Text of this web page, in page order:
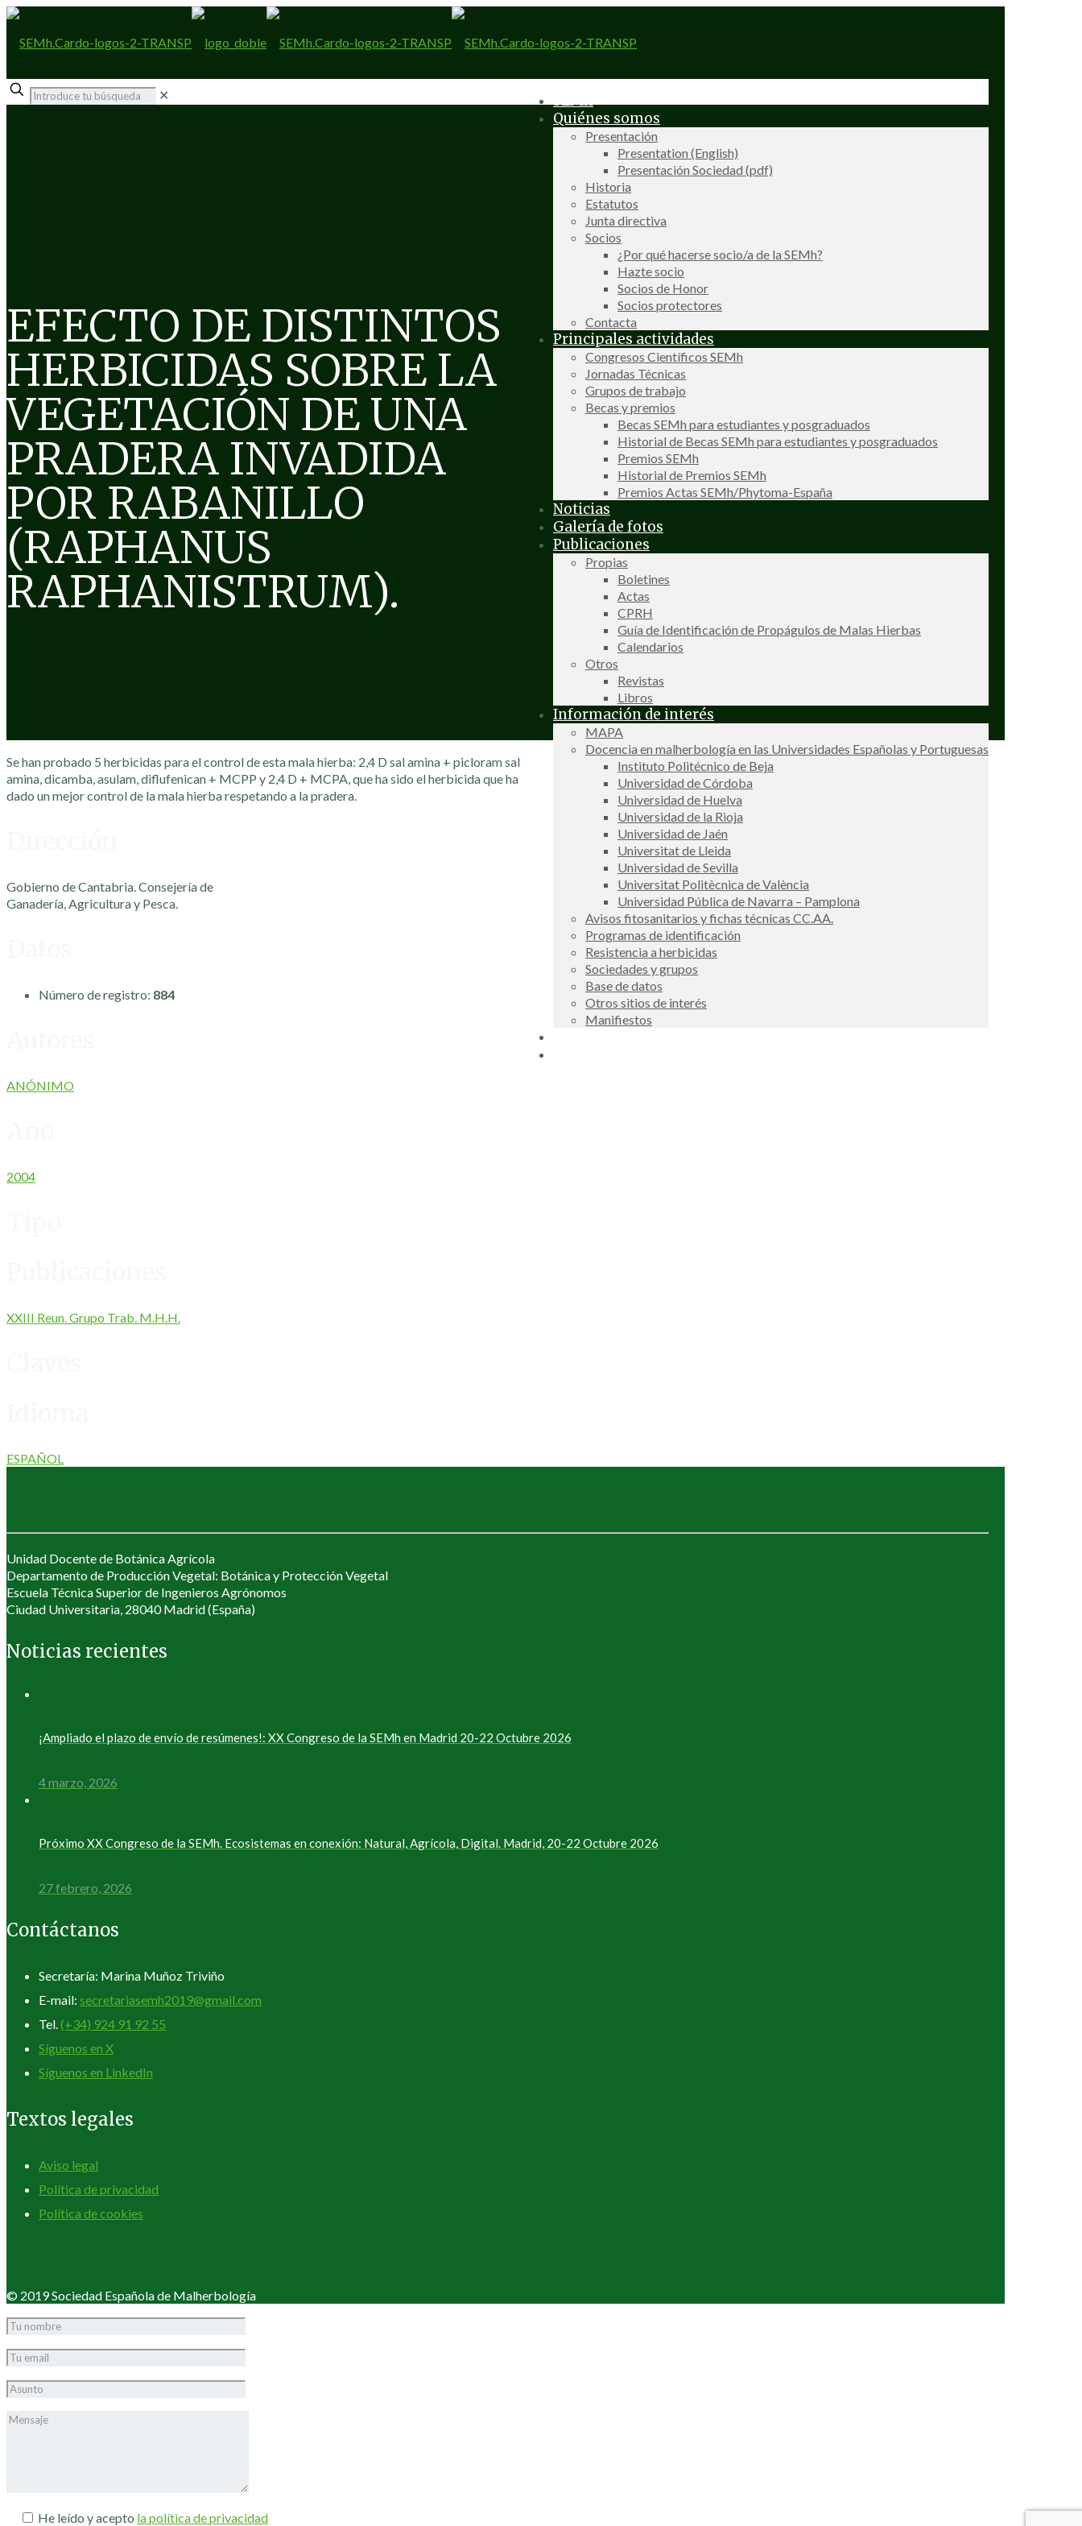
SEMh
Quiénes somos
Presentación
Presentation (English)
Presentación Sociedad (pdf)
Historia
Estatutos
Junta directiva
Socios
¿Por qué hacerse socio/a de la SEMh?
Hazte socio
Socios de Honor
Socios protectores
Contacta
Principales actividades
Congresos Científicos SEMh
Jornadas Técnicas
Grupos de trabajo
Becas y premios
Becas SEMh para estudiantes y posgraduados
Historial de Becas SEMh para estudiantes y posgraduados
Premios SEMh
Historial de Premios SEMh
Premios Actas SEMh/Phytoma-España
Noticias
Galería de fotos
Publicaciones
Propias
Boletines
Actas
CPRH
Guía de Identificación de Propágulos de Malas Hierbas
Calendarios
Otros
Revistas
Libros
Información de interés
MAPA
Docencia en malherbología en las Universidades Españolas y Portuguesas
Instituto Politécnico de Beja
Universidad de Córdoba
Universidad de Huelva
Universidad de la Rioja
Universidad de Jaén
Universitat de Lleida
Universidad de Sevilla
Universitat Politècnica de València
Universidad Pública de Navarra – Pamplona
Avisos fitosanitarios y fichas técnicas CC.AA.
Programas de identificación
Resistencia a herbicidas
Sociedades y grupos
Base de datos
Otros sitios de interés
Manifiestos
✕
EFECTO DE DISTINTOS
HERBICIDAS SOBRE LA
VEGETACIÓN DE UNA
PRADERA INVADIDA
POR RABANILLO
(RAPHANUS
RAPHANISTRUM).
Se han probado 5 herbicidas para el control de esta mala hierba: 2,4 D sal amina + picloram sal
amina, dicamba, asulam, diflufenican + MCPP y 2,4 D + MCPA, que ha sido el herbicida que ha
dado un mejor control de la mala hierba respetando a la pradera.
Gobierno de Cantabria. Consejería de
Ganadería, Agricultura y Pesca.
Número de registro: 884
ANÓNIMO
2004
XXIII Reun. Grupo Trab. M.H.H.
ESPAÑOL
Unidad Docente de Botánica Agrícola
Departamento de Producción Vegetal: Botánica y Protección Vegetal
Escuela Técnica Superior de Ingenieros Agrónomos
Ciudad Universitaria, 28040 Madrid (España)
Noticias recientes
¡Ampliado el plazo de envío de resúmenes!: XX Congreso de la SEMh en Madrid 20-22 Octubre 2026
4 marzo, 2026
Próximo XX Congreso de la SEMh. Ecosistemas en conexión: Natural, Agrícola, Digital. Madrid, 20-22 Octubre 2026
27 febrero, 2026
Contáctanos
Secretaría: Marina Muñoz Triviño
E-mail: secretariasemh2019@gmail.com
Tel. (+34) 924 91 92 55
Síguenos en X
Síguenos en LinkedIn
Textos legales
Aviso legal
Política de privacidad
Política de cookies
© 2019 Sociedad Española de Malherbología
He leído y acepto la política de privacidad